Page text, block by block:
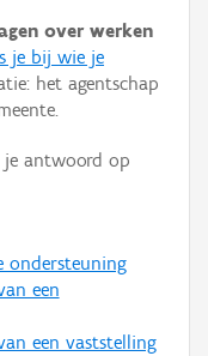
over werken
je bij wie je
het agentschap
antwoord op
ondersteuning
een
een vaststelling